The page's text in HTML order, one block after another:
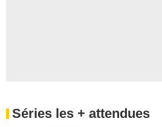
Séries les + attendues